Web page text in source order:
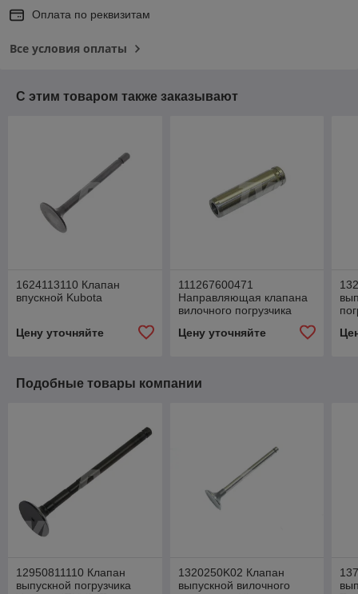
Оплата по реквизитам
Все условия оплаты
С этим товаром также заказывают
1624113110 Клапан
впускной Kubota
Цену уточняйте
111267600471
Направляющая клапана
вилочного погрузчика
Цену уточняйте
Подобные товары компании
12950811110 Клапан
выпускной погрузчика
1320250K02 Клапан
выпускной вилочного